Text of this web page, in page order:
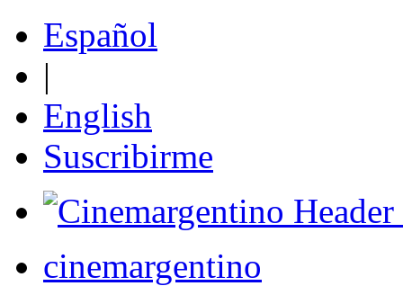
Español
|
English
Suscribirme
cinemargentino